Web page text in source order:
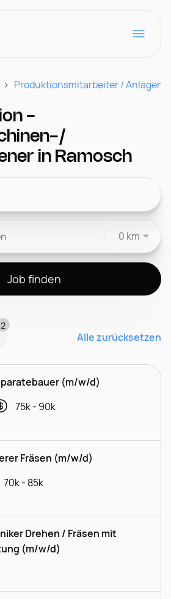
Produktionsmitarbeiter /
-
in Ramosch
0 km
Job finden
2
Alle zurücksetzen
(m/w/d)
75k - 90k
Fräsen (m/w/d)
70k - 85k
Drehen / Fräsen mit
(m/w/d)